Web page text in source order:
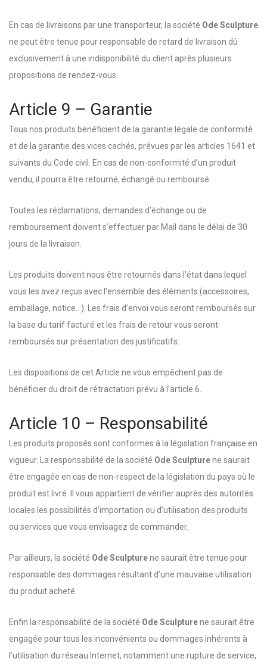
En cas de livraisons par une transporteur, la société Ode Sculpture
ne peut être tenue pour responsable de retard de livraison dû
exclusivement à une indisponibilité du client après plusieurs
propositions de rendez-vous.
Article 9 – Garantie
Tous nos produits bénéficient de la garantie légale de conformité
et de la garantie des vices cachés, prévues par les articles 1641 et
suivants du Code civil. En cas de non-conformité d’un produit
vendu, il pourra être retourné, échangé ou remboursé.
Toutes les réclamations, demandes d’échange ou de
remboursement doivent s’effectuer par Mail dans le délai de 30
jours de la livraison.
Les produits doivent nous être retournés dans l’état dans lequel
vous les avez reçus avec l’ensemble des éléments (accessoires,
emballage, notice…). Les frais d’envoi vous seront remboursés sur
la base du tarif facturé et les frais de retour vous seront
remboursés sur présentation des justificatifs.
Les dispositions de cet Article ne vous empêchent pas de
bénéficier du droit de rétractation prévu à l’article 6.
Article 10 – Responsabilité
Les produits proposés sont conformes à la législation française en
vigueur. La responsabilité de la société Ode Sculpturene saurait
être engagée en cas de non-respect de la législation du pays où le
produit est livré. Il vous appartient de vérifier auprès des autorités
locales les possibilités d’importation ou d’utilisation des produits
ou services que vous envisagez de commander.
Par ailleurs, la société Ode Sculpturene saurait être tenue pour
responsable des dommages résultant d’une mauvaise utilisation
du produit acheté.
Enfin la responsabilité de la société Ode Sculpturene saurait être
engagée pour tous les inconvénients ou dommages inhérents à
l’utilisation du réseau Internet, notamment une rupture de service,